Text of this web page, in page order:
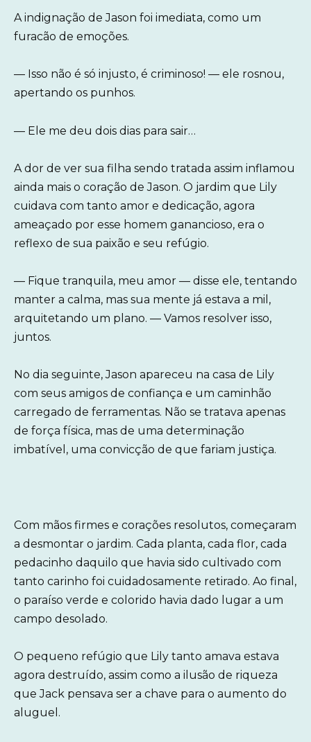
A indignação de Jason foi imediata, como um
furacão de emoções.
— Isso não é só injusto, é criminoso! — ele rosnou,
apertando os punhos.
— Ele me deu dois dias para sair…
A dor de ver sua filha sendo tratada assim inflamou
ainda mais o coração de Jason. O jardim que Lily
cuidava com tanto amor e dedicação, agora
ameaçado por esse homem ganancioso, era o
reflexo de sua paixão e seu refúgio.
— Fique tranquila, meu amor — disse ele, tentando
manter a calma, mas sua mente já estava a mil,
arquitetando um plano. — Vamos resolver isso,
juntos.
No dia seguinte, Jason apareceu na casa de Lily
com seus amigos de confiança e um caminhão
carregado de ferramentas. Não se tratava apenas
de força física, mas de uma determinação
imbatível, uma convicção de que fariam justiça.
Com mãos firmes e corações resolutos, começaram
a desmontar o jardim. Cada planta, cada flor, cada
pedacinho daquilo que havia sido cultivado com
tanto carinho foi cuidadosamente retirado. Ao final,
o paraíso verde e colorido havia dado lugar a um
campo desolado.
O pequeno refúgio que Lily tanto amava estava
agora destruído, assim como a ilusão de riqueza
que Jack pensava ser a chave para o aumento do
aluguel.